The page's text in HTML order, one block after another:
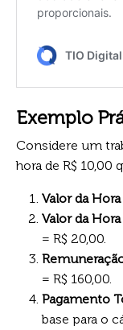
Exemplo
Considere um
hora de R$ 10,00
Valor da
Valor da
= R$ 20,00.
= R$ 160,00.
Pagamento
base para o